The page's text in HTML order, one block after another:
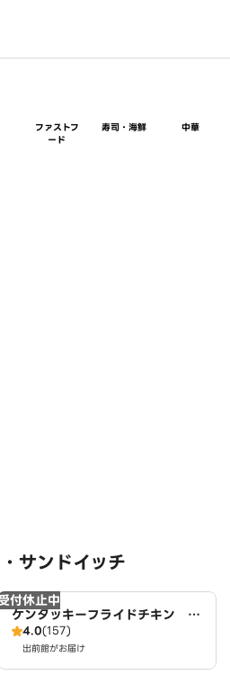
ファストフ
ード
寿司・海鮮 中華
サンドイッチ
付休止中
ケンタッキーフライドチキン 東
海店
4.0(157)
出前館がお届け